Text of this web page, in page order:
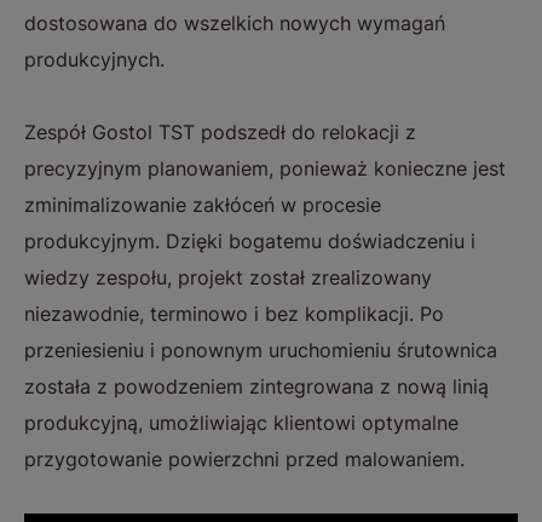
dostosowana do wszelkich nowych wymagań
produkcyjnych.
Zespół Gostol TST podszedł do relokacji z
precyzyjnym planowaniem, ponieważ konieczne jest
zminimalizowanie zakłóceń w procesie
produkcyjnym. Dzięki bogatemu doświadczeniu i
wiedzy zespołu, projekt został zrealizowany
niezawodnie, terminowo i bez komplikacji. Po
przeniesieniu i ponownym uruchomieniu śrutownica
została z powodzeniem zintegrowana z nową linią
produkcyjną, umożliwiając klientowi optymalne
przygotowanie powierzchni przed malowaniem.